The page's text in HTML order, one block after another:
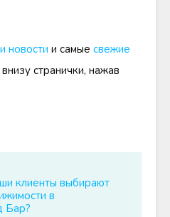
новости и самые свежие
внизу странички, нажав
клиенты выбирают
в
Бар?